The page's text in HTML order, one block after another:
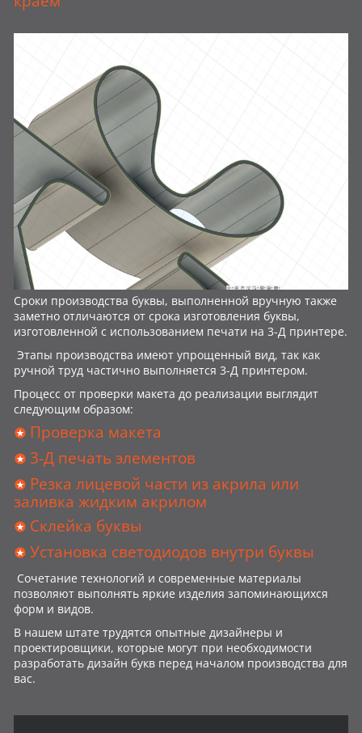
Сроки производства буквы, выполненной вручную также
заметно отличаются от срока изготовления буквы,
изготовленной с использованием печати на 3-Д принтере.
Этапы производства имеют упрощенный вид, так как
ручной труд частично выполняется 3-Д принтером.
Процесс от проверки макета до реализации выглядит
следующим образом:
Проверка макета
3-Д печать элементов
Резка лицевой части из акрила или
заливка жидким акрилом
Склейка буквы
Установка светодиодов внутри буквы
Сочетание технологий и современные материалы
позволяют выполнять яркие изделия запоминающихся
форм и видов.
В нашем штате трудятся опытные дизайнеры и
проектировщики, которые могут при необходимости
разработать дизайн букв перед началом производства для
вас.